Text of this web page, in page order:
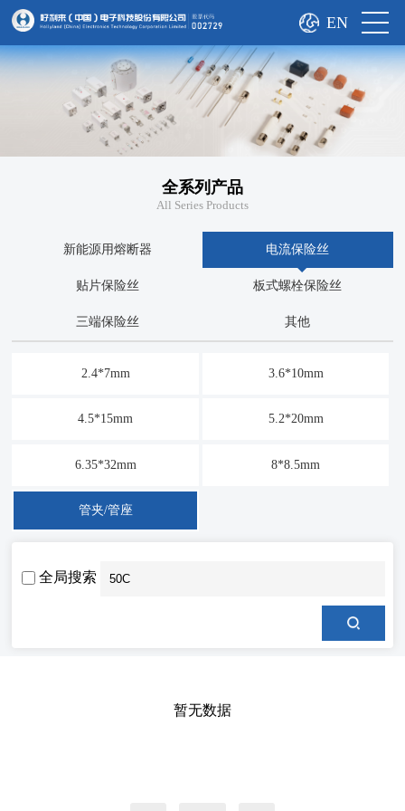
EN
全系列产品
All Series Products
新能源用熔断器 电流保险丝
贴片保险丝 板式螺栓保险丝
三端保险丝 其他
2.4*7mm 3.6*10mm
4.5*15mm 5.2*20mm
6.35*32mm 8*8.5mm
管夹/管座
全局搜索
暂无数据